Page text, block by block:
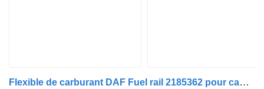
Flexible de carburant DAF Fuel rail 2185362 pour camion DAF